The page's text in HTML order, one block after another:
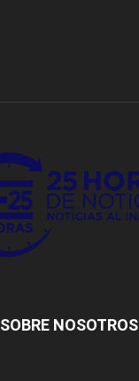
SOBRE NOSOTROS